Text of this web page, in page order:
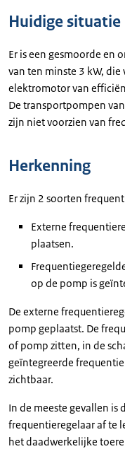
Huidige situatie
Er is een gesmoorde en
van ten minste 3 kW,
elektromotor van
De transportpompen
zijn niet voorzien van
Herkenning
Er zijn 2 soorten
Externe
plaatsen.
op de pomp is
De externe
pomp geplaatst. De
of pomp zitten, in de
geïntegreerde
zichtbaar.
In de meeste gevallen is
frequentieregelaar af te
het daadwerkelijke